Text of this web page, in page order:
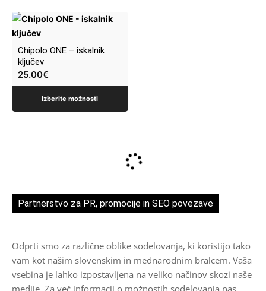
Chipolo ONE – iskalnik
ključev
25.00€
Izberite možnosti
Ta
izdelek
ima
več
različic.
Partnerstvo za PR, promocije in SEO povezave
Odprti smo za različne oblike sodelovanja, ki koristijo tako
vam kot našim slovenskim in mednarodnim bralcem. Vaša
vsebina je lahko izpostavljena na veliko načinov skozi naše
medije. Za več informacij o možnostih sodelovanja nas